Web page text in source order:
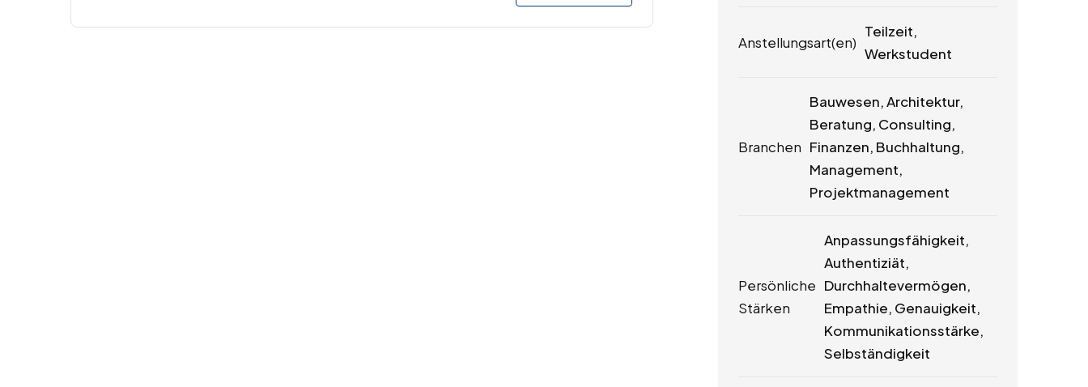
Anstellungsart(en)
Teilzeit,
Werkstudent
Branchen
Bauwesen, Architektur,
Beratung, Consulting,
Finanzen, Buchhaltung,
Management,
Projektmanagement
Persönliche
Stärken
Anpassungsfähigkeit,
Authentiziät,
Durchhaltevermögen,
Empathie, Genauigkeit,
Kommunikationsstärke,
Selbständigkeit